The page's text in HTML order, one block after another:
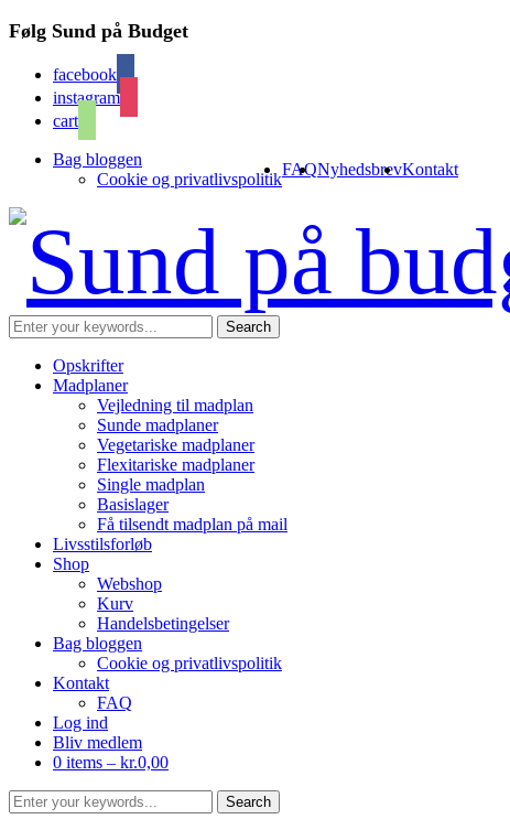
Følg Sund på Budget
facebook
instagram
cart
Bag bloggen
Cookie og privatlivspolitik
FAQNyhedsbrevKontakt
Opskrifter
Madplaner
Vejledning til madplan
Sunde madplaner
Vegetariske madplaner
Flexitariske madplaner
Single madplan
Basislager
Få tilsendt madplan på mail
Livsstilsforløb
Shop
Webshop
Kurv
Handelsbetingelser
Bag bloggen
Cookie og privatlivspolitik
Kontakt
FAQ
Log ind
Bliv medlem
0 items – kr.0,00